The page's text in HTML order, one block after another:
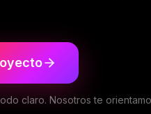
claro. Nosotros te